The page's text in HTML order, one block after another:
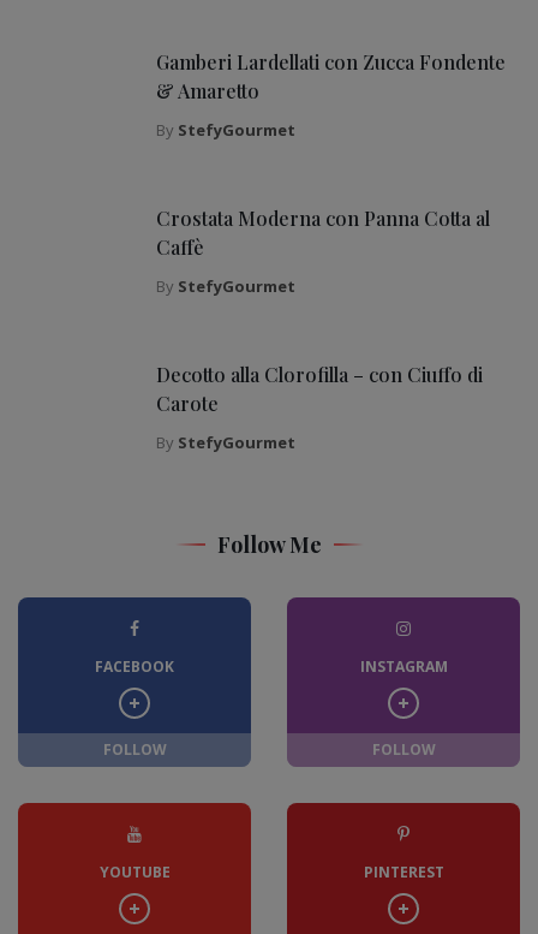
Gamberi Lardellati con Zucca Fondente
& Amaretto
By StefyGourmet
Crostata Moderna con Panna Cotta al
Caffè
By StefyGourmet
Decotto alla Clorofilla – con Ciuffo di
Carote
By StefyGourmet
Follow Me
FACEBOOK
FOLLOW
INSTAGRAM
FOLLOW
YOUTUBE PINTEREST